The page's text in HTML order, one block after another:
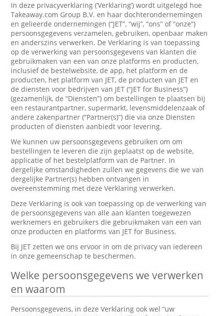
In deze privacyverklaring (‘Verklaring’) wordt uitgelegd hoe
Takeaway.com Group B.V. en haar dochterondernemingen
en gelieerde ondernemingen (“JET”, “wij”, “ons” of “onze”)
persoonsgegevens verzamelen, gebruiken, openbaar maken
en anderszins verwerken. De Verklaring is van toepassing
op de verwerking van persoonsgegevens van klanten die
gebruikmaken van een van onze platforms en producten,
inclusief de bestelwebsite, de app, het platform en de
producten, het platform van JET, de producten van JET en
de diensten voor bedrijven van JET (“JET for Business”)
(gezamenlijk, de “Diensten”) om bestellingen te plaatsen bij
een restaurantpartner, supermarkt, levensmiddelenzaak of
andere zakenpartner (“Partner(s)”) die via onze Diensten
producten of diensten aanbiedt voor levering.
We kunnen uw persoonsgegevens gebruiken om om
bestellingen te leveren die zijn geplaatst op de website,
applicatie of het bestelplatform van de Partner. In
dergelijke omstandigheden zullen we gegevens die we van
dergelijke Partner(s) hebben ontvangen in
overeenstemming met deze Verklaring verwerken.
Deze Verklaring is ook van toepassing op de verwerking van
de persoonsgegevens van alle aan klanten toegewezen
werknemers en gebruikers die gebruikmaken van een van
onze producten en platforms van JET for Business.
Bij JET zetten we ons ervoor in om de privacy van iedereen
in onze gemeenschap te beschermen.
Welke persoonsgegevens we verwerken
en waarom
Persoonsgegevens, in deze Verklaring ook wel “uw